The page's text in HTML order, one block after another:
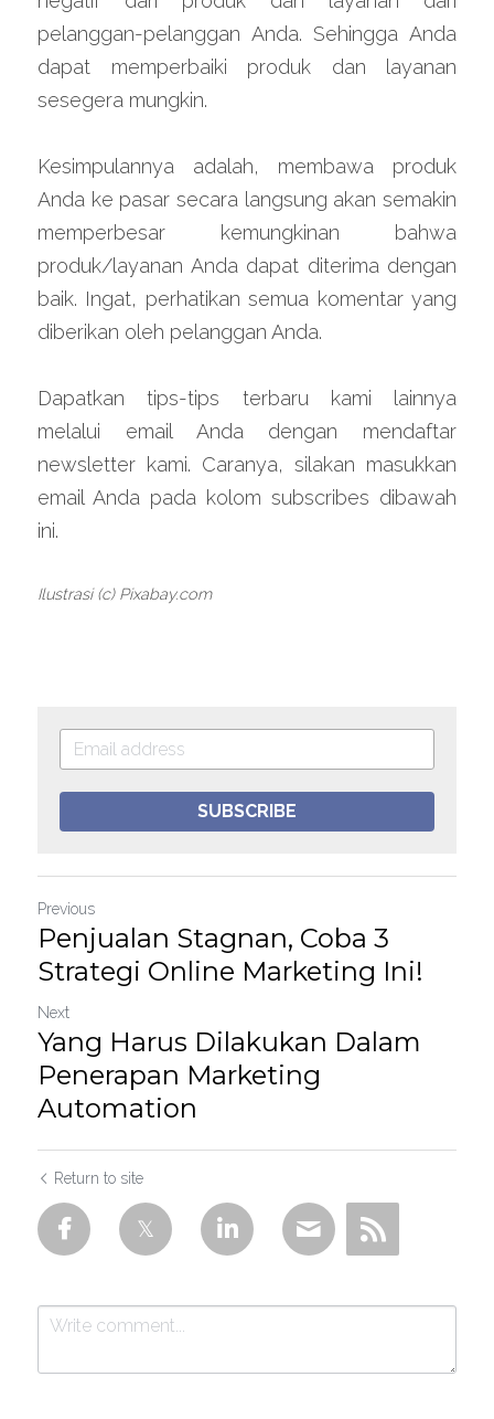
pelanggan-pelanggan Anda. Sehingga Anda
dapat memperbaiki produk dan layanan
sesegera mungkin.
Kesimpulannya adalah, membawa produk
Anda ke pasar secara langsung akan semakin
memperbesar kemungkinan bahwa
produk/layanan Anda dapat diterima dengan
baik. Ingat, perhatikan semua komentar yang
diberikan oleh pelanggan Anda.
Dapatkan tips-tips terbaru kami lainnya
melalui email Anda dengan mendaftar
newsletter kami. Caranya, silakan masukkan
email Anda pada kolom subscribes dibawah
ini.
Ilustrasi (c) Pixabay.com
SUBSCRIBE
Previous
Penjualan Stagnan, Coba 3
Strategi Online Marketing Ini!
Next
Yang Harus Dilakukan Dalam
Penerapan Marketing
Automation
Return to site